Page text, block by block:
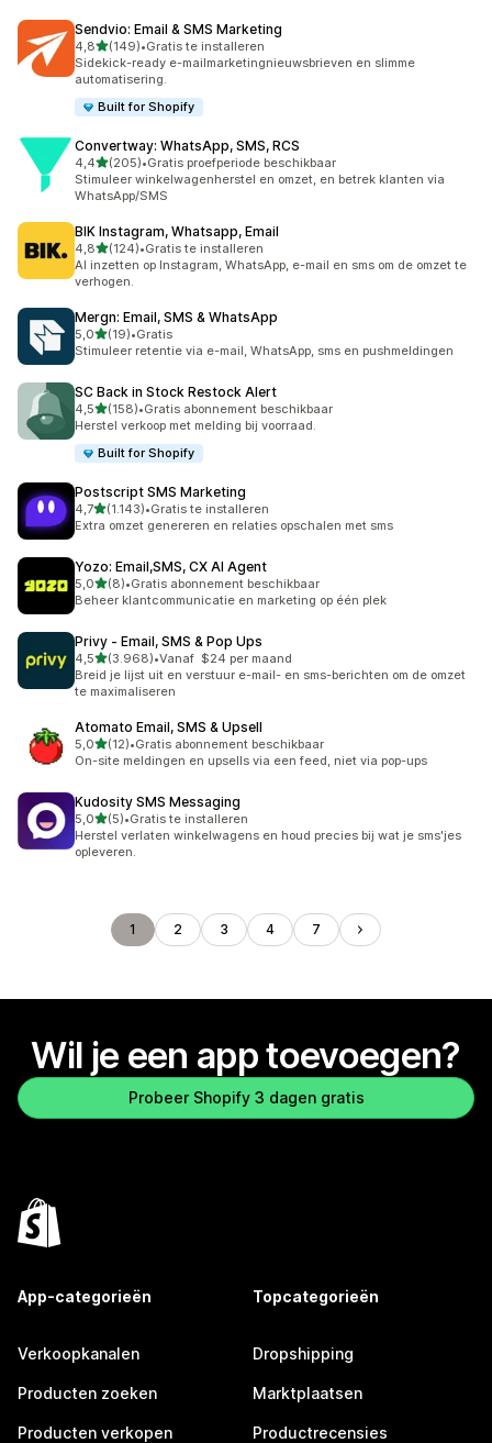
Sendvio: Email & SMS Marketing
4,8van 5 sterren
(149)
149 recensies in totaal
•Gratis te installeren
Sidekick-ready e-mailmarketingnieuwsbrieven en slimme
automatisering.
Built for Shopify
Convertway: WhatsApp, SMS, RCS
4,4van 5 sterren
(205)
205 recensies in totaal
•Gratis proefperiode beschikbaar
Stimuleer winkelwagenherstel en omzet, en betrek klanten via
WhatsApp/SMS
BIK Instagram, Whatsapp, Email
4,8van 5 sterren
(124)
124 recensies in totaal
•Gratis te installeren
AI inzetten op Instagram, WhatsApp, e-mail en sms om de omzet te
verhogen.
Mergn: Email, SMS & WhatsApp
5,0van 5 sterren
(19)
19 recensies in totaal
•Gratis
Stimuleer retentie via e-mail, WhatsApp, sms en pushmeldingen
SC Back in Stock Restock Alert
4,5van 5 sterren
(158)
158 recensies in totaal
•Gratis abonnement beschikbaar
Herstel verkoop met melding bij voorraad.
Built for Shopify
Postscript SMS Marketing
4,7van 5 sterren
(1.143)
1143 recensies in totaal
•Gratis te installeren
Extra omzet genereren en relaties opschalen met sms
Yozo: Email,SMS, CX AI Agent
5,0van 5 sterren
(8)
8 recensies in totaal
•Gratis abonnement beschikbaar
Beheer klantcommunicatie en marketing op één plek
Privy ‑ Email, SMS & Pop Ups
4,5van 5 sterren
(3.968)
3968 recensies in totaal
•Vanaf $24 per maand
Breid je lijst uit en verstuur e-mail- en sms-berichten om de omzet
te maximaliseren
Atomato Email, SMS & Upsell
5,0van 5 sterren
(12)
12 recensies in totaal
•Gratis abonnement beschikbaar
On-site meldingen en upsells via een feed, niet via pop-ups
Kudosity SMS Messaging
5,0van 5 sterren
(5)
5 recensies in totaal
•Gratis te installeren
Herstel verlaten winkelwagens en houd precies bij wat je sms'jes
opleveren.
1 2 3 4 7
Wil je een app toevoegen?
Probeer Shopify 3 dagen gratis
App-categorieën
Verkoopkanalen
Producten zoeken
Producten verkopen
Topcategorieën
Dropshipping
Marktplaatsen
Productrecensies